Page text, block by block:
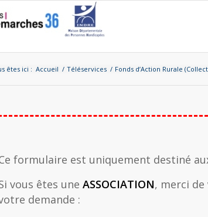
êtes ici : Accueil / Téléservices / Fonds d’Action Rurale
Rurale
formulaire est uniquement destiné
vous êtes une ASSOCIATION, merci
demande :